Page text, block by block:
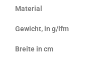
Material
Gewicht, in g/lfm
Breite in cm